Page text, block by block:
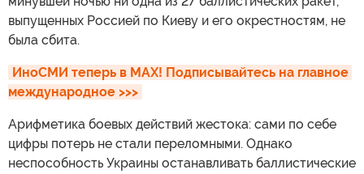
выпущенных Россией по Киеву и его окрестностям, не
была сбита.
ИноСМИ теперь в MAX! Подписывайтесь на главное
международное >>>
Арифметика боевых действий жестока: сами по себе
цифры потерь не стали переломными. Однако
неспособность Украины останавливать баллистические